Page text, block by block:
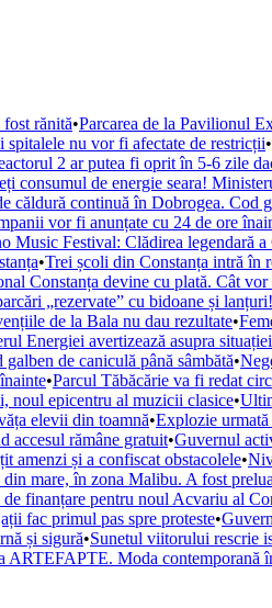
rănită•Parcarea de la Pavilionul
nu vor fi afectate de restricții•
2 ar putea fi oprit în 5-6 zile
consumul de energie seara!
căldură continuă în Dobrogea. Cod
vor fi anunțate cu 24 de ore
Festival: Clădirea legendară a
•Trei școli din Constanța intră în
Constanța devine cu plată. Cât
„rezervate” cu bidoane și
de la Bala nu dau rezultate•
Energiei avertizează asupra
de caniculă până sâmbătă•
•Parcul Tăbăcărie va fi redat
noul epicentru al muzicii clasice•
elevii din toamnă•Explozie
accesul rămâne gratuit•Guvernul
amenzi și a confiscat obstacolele•
din mare, în zona Malibu. A fost
finanțare pentru noul Acvariu al
fac primul pas spre proteste•
și sigură•Sunetul viitorului rescrie
ARTEFAPTE. Moda contemporană